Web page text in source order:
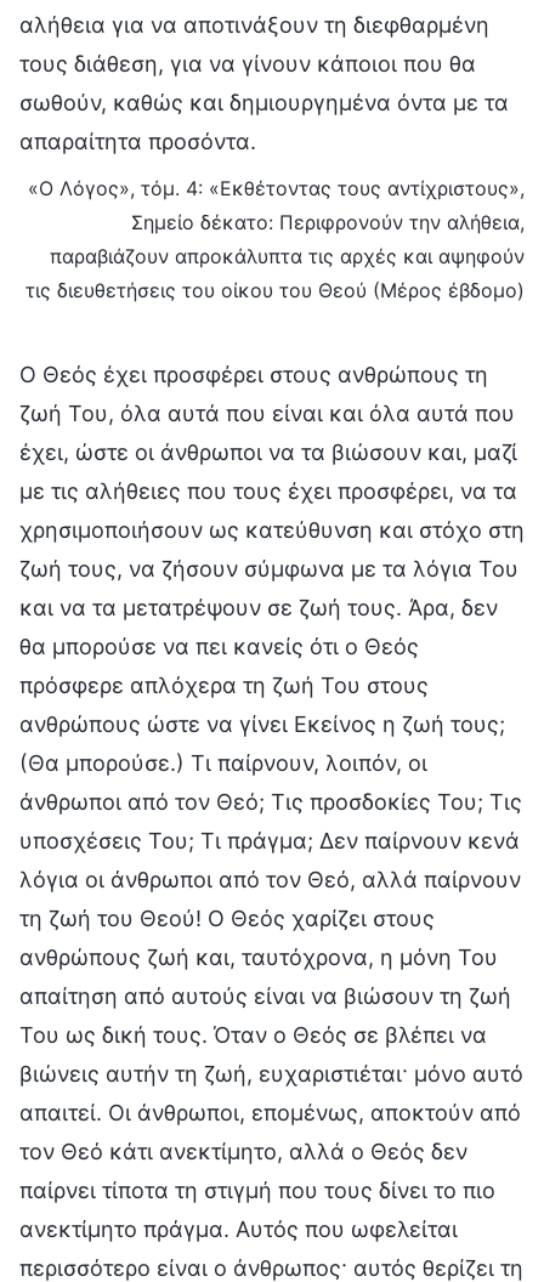
αλήθεια για να αποτινάξουν τη διεφθαρμένη
τους διάθεση, για να γίνουν κάποιοι που θα
σωθούν, καθώς και δημιουργημένα όντα με τα
απαραίτητα προσόντα.
«Ο Λόγος», τόμ. 4: «Εκθέτοντας τους αντίχριστους»,
Σημείο δέκατο: Περιφρονούν την αλήθεια,
παραβιάζουν απροκάλυπτα τις αρχές και αψηφούν
τις διευθετήσεις του οίκου του Θεού (Μέρος έβδομο)
Ο Θεός έχει προσφέρει στους ανθρώπους τη
ζωή Του, όλα αυτά που είναι και όλα αυτά που
έχει, ώστε οι άνθρωποι να τα βιώσουν και, μαζί
με τις αλήθειες που τους έχει προσφέρει, να τα
χρησιμοποιήσουν ως κατεύθυνση και στόχο στη
ζωή τους, να ζήσουν σύμφωνα με τα λόγια Του
και να τα μετατρέψουν σε ζωή τους. Άρα, δεν
θα μπορούσε να πει κανείς ότι ο Θεός
πρόσφερε απλόχερα τη ζωή Του στους
ανθρώπους ώστε να γίνει Εκείνος η ζωή τους;
(Θα μπορούσε.) Τι παίρνουν, λοιπόν, οι
άνθρωποι από τον Θεό; Τις προσδοκίες Του; Τις
υποσχέσεις Του; Τι πράγμα; Δεν παίρνουν κενά
λόγια οι άνθρωποι από τον Θεό, αλλά παίρνουν
τη ζωή του Θεού! Ο Θεός χαρίζει στους
ανθρώπους ζωή και, ταυτόχρονα, η μόνη Του
απαίτηση από αυτούς είναι να βιώσουν τη ζωή
Του ως δική τους. Όταν ο Θεός σε βλέπει να
βιώνεις αυτήν τη ζωή, ευχαριστιέται· μόνο αυτό
απαιτεί. Οι άνθρωποι, επομένως, αποκτούν από
τον Θεό κάτι ανεκτίμητο, αλλά ο Θεός δεν
παίρνει τίποτα τη στιγμή που τους δίνει το πιο
ανεκτίμητο πράγμα. Αυτός που ωφελείται
περισσότερο είναι ο άνθρωπος· αυτός θερίζει τη